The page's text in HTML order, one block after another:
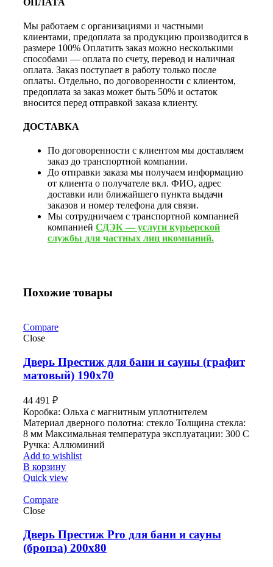
Мы работаем с организациями и частными
клиентами, предоплата за продукцию производится в
размере 100% Оплатить заказ можно несколькими
способами — оплата по счету, перевод и наличная
оплата. Заказ поступает в работу только после
оплаты. Отдельно, по договоренности с клиентом,
предоплата за заказ может быть 50% и остаток
вносится перед отправкой заказа клиенту.
ДОСТАВКА
По договоренности с клиентом мы доставляем
заказ до транспортной компании.
До отправки заказа мы получаем информацию
от клиента о получателе вкл. ФИО, адрес
доставки или ближайшего пункта выдачи
заказов и номер телефона для связи.
Мы сотрудничаем с транспортной компанией
компанией СДЭК — услуги курьерской
службы для частных лиц икомпаний.
Похожие товары
Compare
Close
Дверь Престиж для бани и сауны (графит
матовый) 190х70
44 491 ₽
Коробка: Ольха с магнитным уплотнителем
Материал дверного полотна: стекло Толщина стекла:
8 мм Максимальная температура эксплуатации: 300 С
Ручка: Аллюминий
Add to wishlist
В корзину
Quick view
Compare
Close
Дверь Престиж Pro для бани и сауны
(бронза) 200х80